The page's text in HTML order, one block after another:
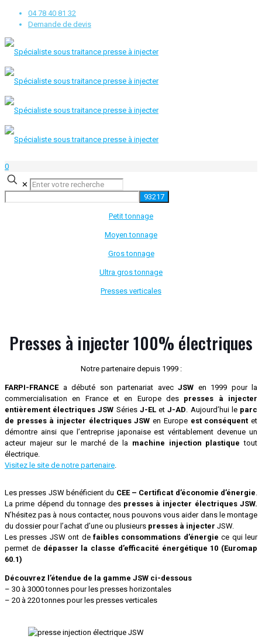
04 78 40 81 32
Demande de devis
0
✕
Petit tonnage
Moyen tonnage
Gros tonnage
Ultra gros tonnage
Presses verticales
Presses à injecter100% électriques
Notre partenaire depuis 1999 :
FARPI-FRANCEa débuté son partenariat avec JSW en 1999 pour la
commercialisation en France et en Europe des presses à injecter
entièrement électriques JSW Séries J-ELetJ-AD . Aujourd’hui le parc
de presses à injecter électriques JSW en Europe est conséquent et
démontre ainsi que l’entreprise japonaise est véritablement devenue un
acteur majeur sur le marché de la machine injection plastique tout
électrique.
Visitez le site de notre partenaire
Les presses JSW bénéficient du CEE – Certificat d’économie d’énergie
La prime dépend du tonnage des presses à injecter électriques JSW.
N’hésitez pas à nous contacter, nous pouvons vous aider dans le montage
du dossier pour l’achat d’une ou plusieurs presses à injecter JSW.
Les presses JSW ont de faibles consommations d’énergie ce qui leur
permet de dépasser la classe d’efficacité énergétique 10 (Euromap
60.1)
Découvrez l’étendue de la gamme JSW ci-dessous
– 30 à 3000 tonnes pour les presses horizontales
– 20 à 220 tonnes pour les presses verticales